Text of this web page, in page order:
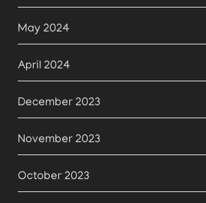
May 2024
April 2024
December 2023
November 2023
October 2023